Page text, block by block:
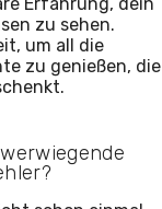
zu sehen.
um all die
zu genießen, die